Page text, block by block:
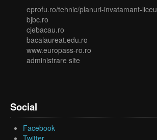
eprofu.ro/tehnic/planuri-invatamant-liceu
bjbc.ro
cjebacau.ro
bacalaureat.edu.ro
www.europass-ro.ro
administrare site
Social
Facebook